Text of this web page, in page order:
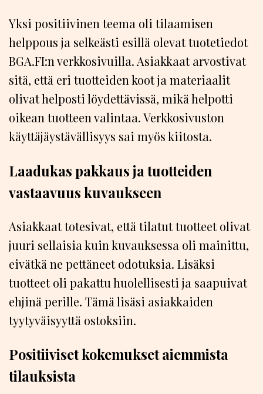
Yksi positiivinen teema oli tilaamisen
helppous ja selkeästi esillä olevat tuotetiedot
BGA.FI:n verkkosivuilla. Asiakkaat arvostivat
sitä, että eri tuotteiden koot ja materiaalit
olivat helposti löydettävissä, mikä helpotti
oikean tuotteen valintaa. Verkkosivuston
käyttäjäystävällisyys sai myös kiitosta.
Laadukas pakkaus ja tuotteiden
vastaavuus kuvaukseen
Asiakkaat totesivat, että tilatut tuotteet olivat
juuri sellaisia kuin kuvauksessa oli mainittu,
eivätkä ne pettäneet odotuksia. Lisäksi
tuotteet oli pakattu huolellisesti ja saapuivat
ehjinä perille. Tämä lisäsi asiakkaiden
tyytyväisyyttä ostoksiin.
Positiiviset kokemukset aiemmista
tilauksista